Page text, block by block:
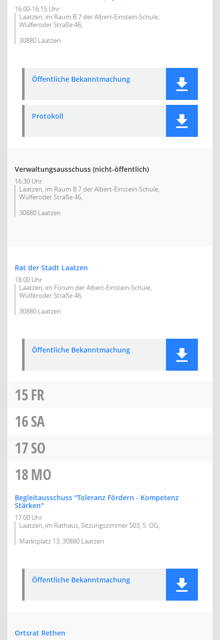
16:00-16:15 Uhr
Laatzen, im Raum B 7 der Albert-Einstein-Schule,
Wülferoder Straße 46,
30880 Laatzen
Öffentliche Bekanntmachung
Protokoll
Verwaltungsausschuss (nicht-öffentlich)
16:30 Uhr
Laatzen, im Raum B 7 der Albert-Einstein-Schule,
Wülferoder Straße 46,
30880 Laatzen
Rat der Stadt Laatzen
18:00 Uhr
Laatzen, im Forum der Albert-Einstein-Schule,
Wülferoder Straße 46,
30880 Laatzen
Öffentliche Bekanntmachung
15FR
16SA
17SO
18MO
Begleitausschuss "Toleranz Fördern - Kompetenz
Stärken"
17:00 Uhr
Laatzen, im Rathaus, Sitzungszimmer 503, 5. OG,
Marktplatz 13, 30880 Laatzen
Öffentliche Bekanntmachung
Ortsrat Rethen